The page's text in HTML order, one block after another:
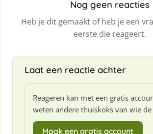
Nog geen reacties
Heb je dit gemaakt of heb je een
eerste die reageert.
Laat een reactie achter
Reageren kan met een gratis
weten andere thuiskoks van wie
Maak een gratis account